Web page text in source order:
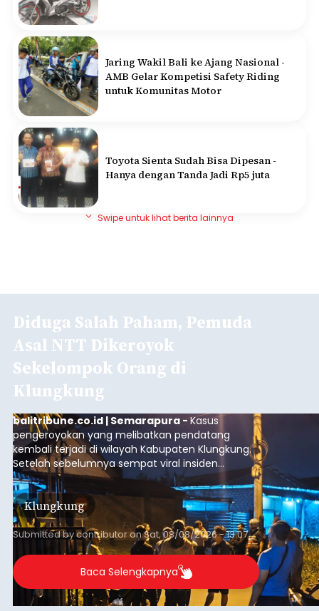
Jaring Wakil Bali ke Ajang Nasional -
AMB Gelar Kompetisi Safety Riding
untuk Komunitas Motor
Toyota Sienta Sudah Bisa Dipesan -
Hanya dengan Tanda Jadi Rp5 juta
Swipe untuk lihat berita lainnya
Diduga Salah Paham, Pemuda
Asal NTT Dikeroyok
Sekelompok Orang di
Klungkung
balitribune.co.id | Semarapura -Kasus
pengeroyokan yang melibatkan pendatang
kembali terjadi di wilayah Kabupaten Klungkung.
Setelah sebelumnya sempat viral insiden
keributan di barat Pasar Galiran, peristiwa serupa
kini menimpa seorang pemuda asal Kabupaten
Sumba Barat Daya (SBD), Nusa Tenggara Timur
(NTT).
Klungkung
Submitted bycontributoronSat, 08/08/2026 - 13:07
Baca Selengkapnya